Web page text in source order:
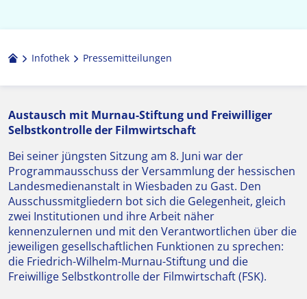
Infothek Pressemitteilungen
Austausch mit Murnau-Stiftung und Freiwilliger
Selbstkontrolle der Filmwirtschaft
Bei seiner jüngsten Sitzung am 8. Juni war der
Programmausschuss der Versammlung der hessischen
Landesmedienanstalt in Wiesbaden zu Gast. Den
Ausschussmitgliedern bot sich die Gelegenheit, gleich
zwei Institutionen und ihre Arbeit näher
kennenzulernen und mit den Verantwortlichen über die
jeweiligen gesellschaftlichen Funktionen zu sprechen:
die Friedrich-Wilhelm-Murnau-Stiftung und die
Freiwillige Selbstkontrolle der Filmwirtschaft (FSK).